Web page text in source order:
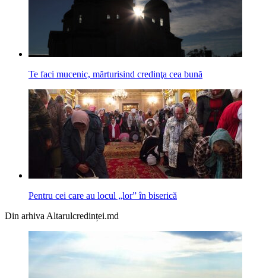
Te faci mucenic, mărturisind credinţa cea bună
Pentru cei care au locul „lor” în biserică
Din arhiva Altarulcredinței.md